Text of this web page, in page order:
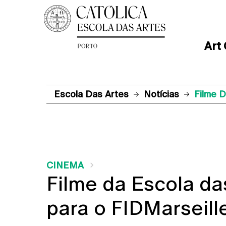
Art
Escola Das Artes Notícias Filme
CINEMA
Filme da Escola
para o